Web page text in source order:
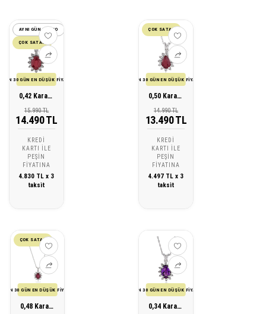
AYNI GÜN KARGO
ÇOK SATAN
SON 30 GÜN EN DÜŞÜK FİYATI
0,42 Karat Pırlanta Yakut Kolye
15.990 TL
14.490 TL
KREDI
KARTI ILE
PEŞIN
FIYATINA
4.830 TL x 3
taksit
ÇOK SATAN
SON 30 GÜN EN DÜŞÜK FİYATI
0,50 Karat Pırlanta Yakut Kolye
14.990 TL
13.490 TL
KREDI
KARTI ILE
PEŞIN
FIYATINA
4.497 TL x 3
taksit
ÇOK SATAN
SON 30 GÜN EN DÜŞÜK FİYATI
0,48 Karat Pırlanta Yakut Kolye
SON 30 GÜN EN DÜŞÜK FİYATI
0,34 Karat Pırlanta Ametist Kolye